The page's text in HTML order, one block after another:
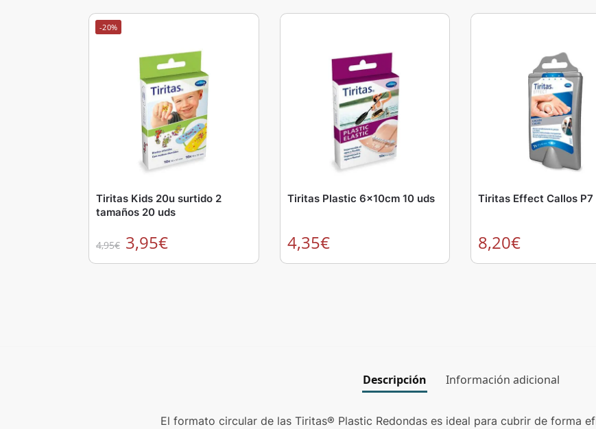
-20%
Tiritas Kids 20u surtido 2
tamaños 20 uds
4,95€ 3,95€
Tiritas Plastic 6x10cm 10 uds
4,35€
Tiritas Effect Callos P7
8,20€
Descripción Información adicional
El formato circular de las Tiritas® Plastic Redondas es ideal para cubrir de forma